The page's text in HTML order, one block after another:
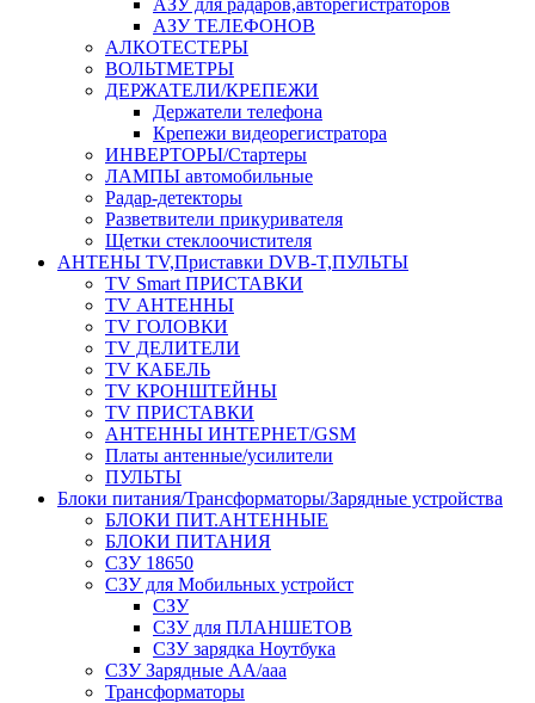
АЗУ для радаров,авторегистраторов
АЗУ ТЕЛЕФОНОВ
АЛКОТЕСТЕРЫ
ВОЛЬТМЕТРЫ
ДЕРЖАТЕЛИ/КРЕПЕЖИ
Держатели телефона
Крепежи видеорегистратора
ИНВЕРТОРЫ/Стартеры
ЛАМПЫ автомобильные
Радар-детекторы
Разветвители прикуривателя
Щетки стеклоочистителя
АНТЕНЫ ТV,Приставки DVB-T,ПУЛЬТЫ
TV Smart ПРИСТАВКИ
TV АНТЕННЫ
TV ГОЛОВКИ
TV ДЕЛИТЕЛИ
TV КАБЕЛЬ
TV КРОНШТЕЙНЫ
TV ПРИСТАВКИ
АНТЕННЫ ИНТЕРНЕТ/GSM
Платы антенные/усилители
ПУЛЬТЫ
Блоки питания/Трансформаторы/Зарядные устройства
БЛОКИ ПИТ.АНТЕННЫЕ
БЛОКИ ПИТАНИЯ
СЗУ 18650
СЗУ для Мобильных устройст
СЗУ
СЗУ для ПЛАНШЕТОВ
СЗУ зарядка Ноутбука
СЗУ Зарядные АА/ааа
Трансформаторы